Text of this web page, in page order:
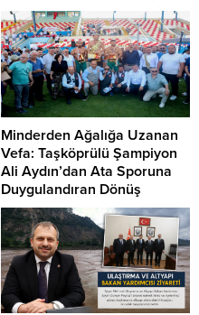
Minderden Ağalığa Uzanan
Vefa: Taşköprülü Şampiyon
Ali Aydın’dan Ata Sporuna
Duygulandıran Dönüş